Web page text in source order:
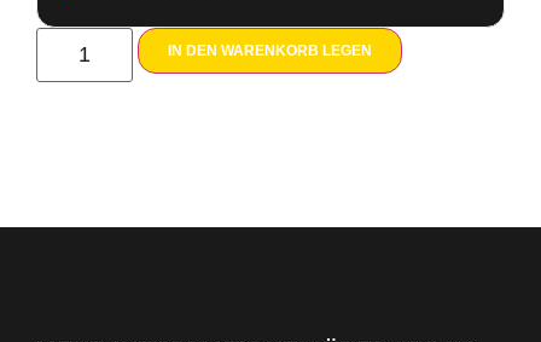
IN DEN WARENKORB LEGEN